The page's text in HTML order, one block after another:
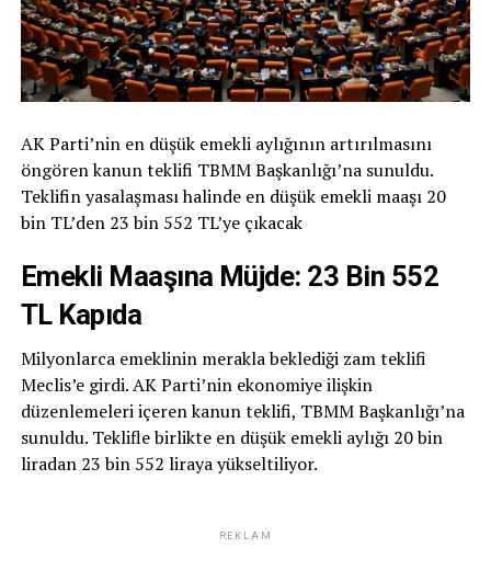
AK Parti’nin en düşük emekli aylığının artırılmasını
öngören kanun teklifi TBMM Başkanlığı’na sunuldu.
Teklifin yasalaşması halinde en düşük emekli maaşı 20
bin TL’den 23 bin 552 TL’ye çıkacak
Emekli Maaşına Müjde: 23 Bin 552
TL Kapıda
Milyonlarca emeklinin merakla beklediği zam teklifi
Meclis’e girdi. AK Parti’nin ekonomiye ilişkin
düzenlemeleri içeren kanun teklifi, TBMM Başkanlığı’na
sunuldu. Teklifle birlikte en düşük emekli aylığı 20 bin
liradan 23 bin 552 liraya yükseltiliyor.
REKLAM